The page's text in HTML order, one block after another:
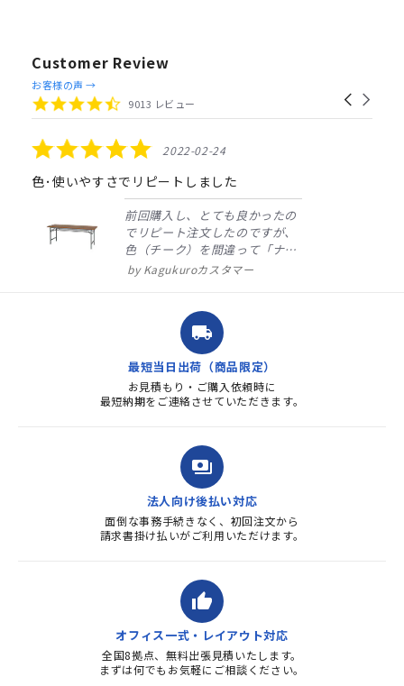
Customer Review
Reviews
carousel
Carousel
arrows
4.4
star
9013 レビュー
お客様の声 →
5.0
star
rating
2022-02-24
色･使いやすさでリピートしました
前回購入し、とても良かったの
でリピート注文したのですが、
色（チーク）を間違って「ナチ
ュラル」としてしまいました。
ました。商品到着も早く、品
質・使いやすさで満足していま
す。また、リピートするときは
よろしくお...
Kagukuroカスタマー
local_shipping
最短当日出荷（商品限定）
お見積もり・ご購入依頼時に
最短納期をご連絡させていただきます。
payments
法人向け後払い対応
面倒な事務手続きなく、初回注文から
請求書掛け払いがご利用いただけます。
thumb_up
オフィス一式・レイアウト対応
全国8拠点、無料出張見積いたします。
まずは何でもお気軽にご相談ください。